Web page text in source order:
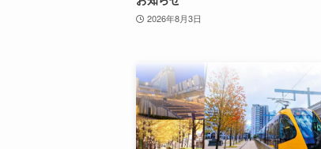
2026年8月3日